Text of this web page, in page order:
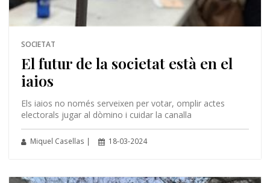
SOCIETAT
El futur de la societat està en el
iaios
Els iaios no només serveixen per votar, omplir actes
electorals jugar al dòmino i cuidar la canalla
Miquel Casellas | 18-03-2024